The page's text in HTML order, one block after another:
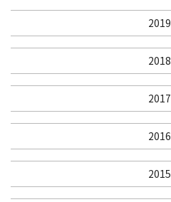
2019
2018
2017
2016
2015